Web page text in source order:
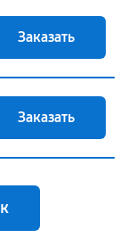
Заказать
Заказать